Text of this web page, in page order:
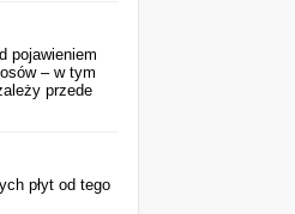
pojawieniem
– w tym
przede
płyt od tego